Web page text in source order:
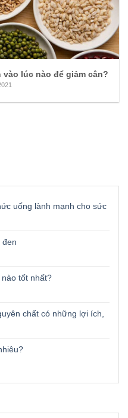
lúc nào để giảm cân?
uống lành mạnh cho sức
đen
tốt nhất?
chất có những lợi ích,